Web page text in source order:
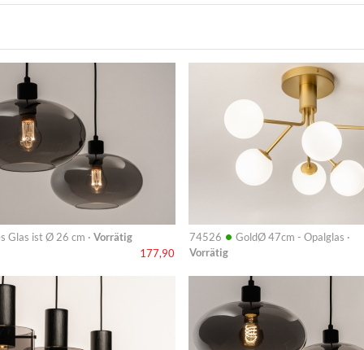
Glas ist Ø 26 cm · Vorrätig
177,90
74526 • GoldØ 47cm - Opalglas ·
Vorrätig
Info
Info